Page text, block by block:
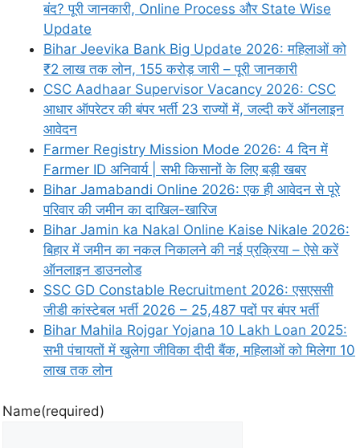
बंद? पूरी जानकारी, Online Process और State Wise
Update
Bihar Jeevika Bank Big Update 2026: महिलाओं को
₹2 लाख तक लोन, 155 करोड़ जारी – पूरी जानकारी
CSC Aadhaar Supervisor Vacancy 2026: CSC
आधार ऑपरेटर की बंपर भर्ती 23 राज्यों में, जल्दी करें ऑनलाइन
आवेदन
Farmer Registry Mission Mode 2026: 4 दिन में
Farmer ID अनिवार्य | सभी किसानों के लिए बड़ी खबर
Bihar Jamabandi Online 2026: एक ही आवेदन से पूरे
परिवार की जमीन का दाखिल-खारिज
Bihar Jamin ka Nakal Online Kaise Nikale 2026:
बिहार में जमीन का नकल निकालने की नई प्रक्रिया – ऐसे करें
ऑनलाइन डाउनलोड
SSC GD Constable Recruitment 2026: एसएससी
जीडी कांस्टेबल भर्ती 2026 – 25,487 पदों पर बंपर भर्ती
Bihar Mahila Rojgar Yojana 10 Lakh Loan 2025:
सभी पंचायतों में खुलेगा जीविका दीदी बैंक, महिलाओं को मिलेगा 10
लाख तक लोन
Name(required)